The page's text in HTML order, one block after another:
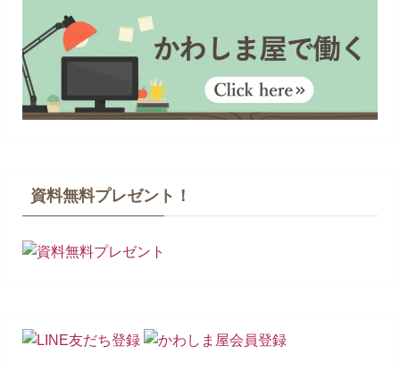
資料無料プレゼント！